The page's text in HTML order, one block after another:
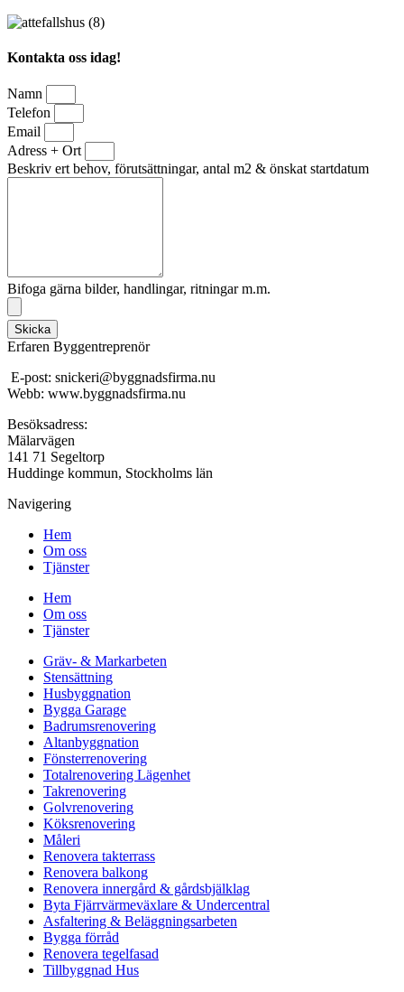
Kontakta oss idag!
Namn
Telefon
Email
Adress + Ort
Beskriv ert behov, förutsättningar, antal m2 & önskat startdatum
Bifoga gärna bilder, handlingar, ritningar m.m.
Skicka
Erfaren Byggentreprenör
E-post: snickeri@byggnadsfirma.nu
Webb: www.byggnadsfirma.nu
Besöksadress:
Mälarvägen
141 71 Segeltorp
Huddinge kommun, Stockholms län
Navigering
Hem
Om oss
Tjänster
Hem
Om oss
Tjänster
Gräv- & Markarbeten
Stensättning
Husbyggnation
Bygga Garage
Badrumsrenovering
Altanbyggnation
Fönsterrenovering
Totalrenovering Lägenhet
Takrenovering
Golvrenovering
Köksrenovering
Måleri
Renovera takterrass
Renovera balkong
Renovera innergård & gårdsbjälklag
Byta Fjärrvärmeväxlare & Undercentral
Asfaltering & Beläggningsarbeten
Bygga förråd
Renovera tegelfasad
Tillbyggnad Hus